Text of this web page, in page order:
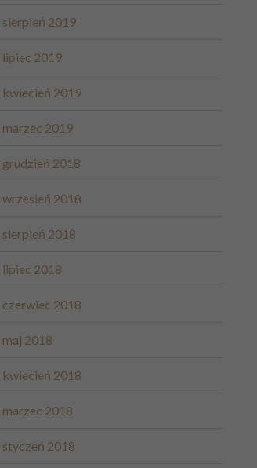
sierpień 2019
lipiec 2019
kwiecień 2019
marzec 2019
grudzień 2018
wrzesień 2018
sierpień 2018
lipiec 2018
czerwiec 2018
maj 2018
kwiecień 2018
marzec 2018
styczeń 2018